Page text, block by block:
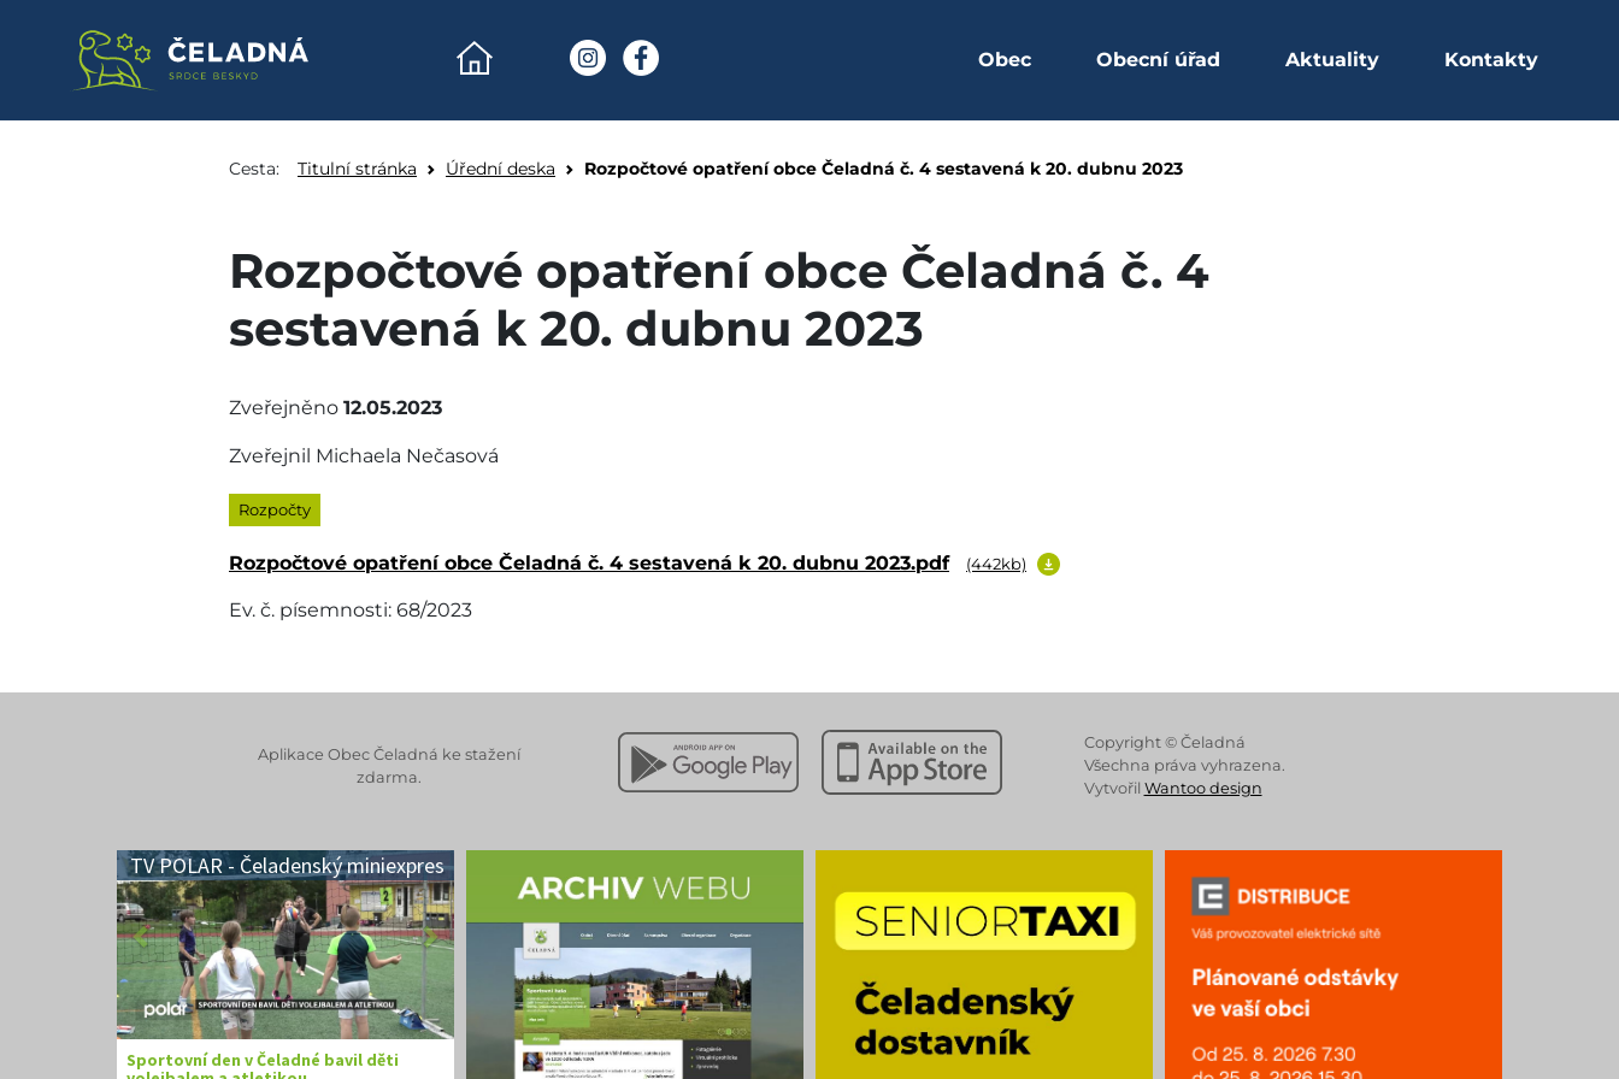
Rozpočtové opatření obce Čeladná č. 4 sestavená k 20. dubnu
Obec Obecní úřad Aktuality Kontakty
Cesta: Titulní stránka Úřední deska Rozpočtové opatření obce Čeladná č. 4 sestavená k 20. dubnu 2023
Rozpočtové opatření obce Čeladná č. 4
sestavená k 20. dubnu 2023
Zveřejněno 12.05.2023
Zveřejnil Michaela Nečasová
Rozpočty
Rozpočtové opatření obce Čeladná č. 4 sestavená k 20. dubnu 2023.pdf (442kb)
Ev. č. písemnosti: 68/2023
Aplikace Obec Čeladná ke stažení
zdarma.
Stáhnout z Google Play Stáhnout z Apple App StoreCopyright © Čeladná
Všechna práva vyhrazena.
Vytvořil Wantoo design